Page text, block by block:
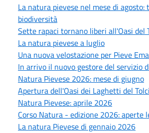
La natura pievese nel mese di agosto:
biodiversità
Sette rapaci tornano liberi all'Oasi del
La natura pievese a luglio
Una nuova velostazione per Pieve
In arrivo il nuovo gestore del servizio
Natura Pievese 2026: mese di giugno
Apertura dell'Oasi dei Laghetti del
Natura Pievese: aprile 2026
Corso Natura - edizione 2026: aperte
La natura Pievese di gennaio 2026